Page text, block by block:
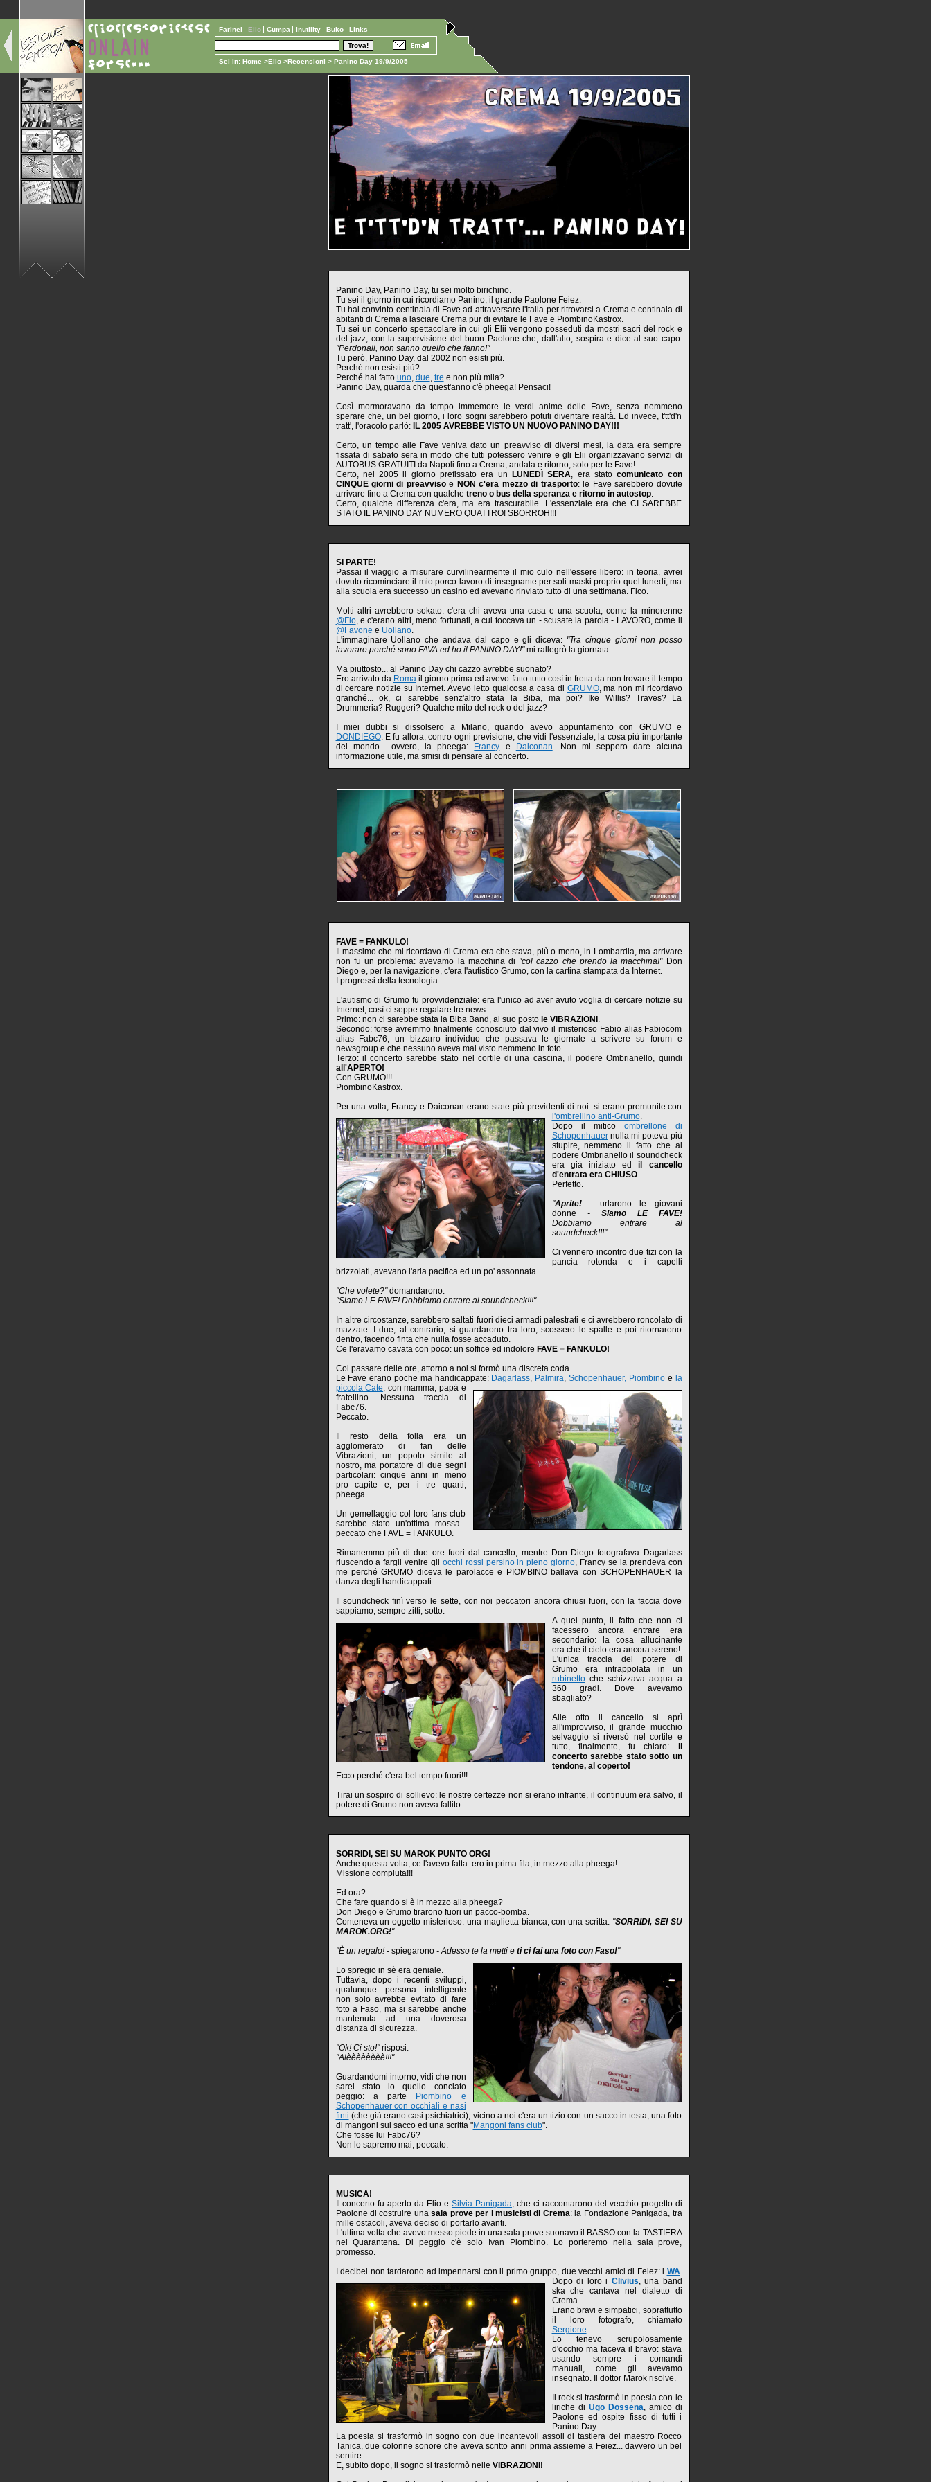
Sei in: Home >Elio >Recensioni > Panino Day 19/9/2005
Farinei Elio Cumpa Inutility Buko Links
Panino Day, Panino Day, tu sei molto birichino.
Tu sei il giorno in cui ricordiamo Panino, il grande Paolone Feiez.
Tu hai convinto centinaia di Fave ad attraversare l'Italia per ritrovarsi a Crema e centinaia di
abitanti di Crema a lasciare Crema pur di evitare le Fave e PiombinoKastrox.
Tu sei un concerto spettacolare in cui gli Elii vengono posseduti da mostri sacri del rock e
del jazz, con la supervisione del buon Paolone che, dall'alto, sospira e dice al suo capo:
"Perdonali, non sanno quello che fanno!"
Tu però, Panino Day, dal 2002 non esisti più.
Perché non esisti più?
Perché hai fatto uno, due, tre e non più mila?
Panino Day, guarda che quest'anno c'è pheega! Pensaci!
Così mormoravano da tempo immemore le verdi anime delle Fave, senza nemmeno
sperare che, un bel giorno, i loro sogni sarebbero potuti diventare realtà. Ed invece, t'tt'd'n
tratt', l'oracolo parlò: IL 2005 AVREBBE VISTO UN NUOVO PANINO DAY!!!
Certo, un tempo alle Fave veniva dato un preavviso di diversi mesi, la data era sempre
fissata di sabato sera in modo che tutti potessero venire e gli Elii organizzavano servizi di
AUTOBUS GRATUITI da Napoli fino a Crema, andata e ritorno, solo per le Fave!
Certo, nel 2005 il giorno prefissato era un
LUNEDÌ SERA, era statocomunicato con
CINQUE giorni di preavvisoe NON c'era mezzo di trasporto: le Fave sarebbero dovute
arrivare fino a Crema con qualche treno o bus della speranza e ritorno in autostop.
Certo, qualche differenza c'era, ma era trascurabile. L'essenziale era che CI SAREBBE
STATO IL PANINO DAY NUMERO QUATTRO! SBORROH!!!
SI PARTE!
Passai il viaggio a misurare curvilinearmente il mio culo nell'essere libero: in teoria, avrei
dovuto ricominciare il mio porco lavoro di insegnante per soli maski proprio quel lunedì, ma
alla scuola era successo un casino ed avevano rinviato tutto di una settimana. Fico.
Molti altri avrebbero sokato: c'era chi aveva una casa e una scuola, come la minorenne
@Flo, e c'erano altri, meno fortunati, a cui toccava un - scusate la parola - LAVORO, come il
@Favone e Uollano.
L'immaginare Uollano che andava dal capo e gli diceva: "Tra cinque giorni non posso
lavorare perché sono FAVA ed ho il PANINO DAY!"mi rallegrò la giornata.
Ma piuttosto... al Panino Day chi cazzo avrebbe suonato?
Ero arrivato da Romail giorno prima ed avevo fatto tutto così in fretta da non trovare il tempo
di cercare notizie su Internet. Avevo letto qualcosa a casa di GRUMO, ma non mi ricordavo
granché... ok, ci sarebbe senz'altro stata la Biba, ma poi? Ike Willis? Traves? La
Drummeria? Ruggeri? Qualche mito del rock o del jazz?
I miei dubbi si dissolsero a Milano, quando avevo appuntamento con GRUMO e
DONDIEGO. E fu allora, contro ogni previsione, che vidi l'essenziale, la cosa più importante
del mondo... ovvero, la pheega:
Francy e Daiconan. Non mi seppero dare alcuna
informazione utile, ma smisi di pensare al concerto.
FAVE = FANKULO!
Il massimo che mi ricordavo di Crema era che stava, più o meno, in Lombardia, ma arrivare
non fu un problema: avevamo la macchina di "col cazzo che prendo la macchina!"Don
Diego e, per la navigazione, c'era l'autistico Grumo, con la cartina stampata da Internet.
I progressi della tecnologia.
L'autismo di Grumo fu provvidenziale: era l'unico ad aver avuto voglia di cercare notizie su
Internet, così ci seppe regalare tre news.
Primo: non ci sarebbe stata la Biba Band, al suo posto le VIBRAZIONI .
Secondo: forse avremmo finalmente conosciuto dal vivo il misterioso Fabio alias Fabiocom
alias Fabc76, un bizzarro individuo che passava le giornate a scrivere su forum e
newsgroup e che nessuno aveva mai visto nemmeno in foto.
Terzo: il concerto sarebbe stato nel cortile di una cascina, il podere Ombrianello, quindi
all'APERTO!
Con GRUMO!!!
PiombinoKastrox.
Per una volta, Francy e Daiconan erano state più previdenti di noi: si erano premunite con
l'ombrellino anti-Grumo.
Dopo il mitico ombrellone di
Schopenhauernulla mi poteva più
stupire, nemmeno il fatto che al
podere Ombrianello il soundcheck
era già iniziato edil cancello
d'entrata era CHIUSO.
Perfetto.
"Aprite!-urlarono le giovani
donne - Siamo LE FAVE!
Dobbiamo entrare al
soundcheck!!!"
Ci vennero incontro due tizi con la
pancia rotonda e i capelli
brizzolati, avevano l'aria pacifica ed un po' assonnata.
"Che volete?"domandarono.
"Siamo LE FAVE! Dobbiamo entrare al soundcheck!!!"
In altre circostanze, sarebbero saltati fuori dieci armadi palestrati e ci avrebbero roncolato di
mazzate. I due, al contrario, si guardarono tra loro, scossero le spalle e poi ritornarono
dentro, facendo finta che nulla fosse accaduto.
Ce l'eravamo cavata con poco: un soffice ed indolore FAVE = FANKULO!
Col passare delle ore, attorno a noi si formò una discreta coda.
Le Fave erano poche ma handicappate: Dagarlass, Palmira,Schopenhauer, Piombinoe la
piccola Cate, con mamma, papà e
fratellino. Nessuna traccia di
Fabc76.
Peccato.
Il resto della folla era un
agglomerato di fan delle
Vibrazioni, un popolo simile al
nostro, ma portatore di due segni
particolari: cinque anni in meno
pro capite e, per i tre quarti,
pheega.
Un gemellaggio col loro fans club
sarebbe stato un'ottima mossa...
peccato che FAVE = FANKULO.
Rimanemmo più di due ore fuori dal cancello, mentre Don Diego fotografava Dagarlass
riuscendo a fargli venire gli occhi rossi persino in pieno giorno, Francy se la prendeva con
me perché GRUMO diceva le parolacce e PIOMBINO ballava con SCHOPENHAUER la
danza degli handicappati.
Il soundcheck finì verso le sette, con noi peccatori ancora chiusi fuori, con la faccia dove
sappiamo, sempre zitti, sotto.
A quel punto, il fatto che non ci
facessero ancora entrare era
secondario: la cosa allucinante
era che il cielo era ancora sereno!
L'unica traccia del potere di
Grumo era intrappolata in un
rubinettoche schizzava acqua a
360 gradi. Dove avevamo
sbagliato?
Alle otto il cancello si aprì
all'improvviso, il grande mucchio
selvaggio si riversò nel cortile e
tutto, finalmente, fu chiaro: il
concerto sarebbe stato sotto un
tendone, al coperto!
Ecco perché c'era bel tempo fuori!!!
Tirai un sospiro di sollievo: le nostre certezze non si erano infrante, il continuum era salvo, il
potere di Grumo non aveva fallito.
SORRIDI, SEI SU MAROK PUNTO ORG!
Anche questa volta, ce l'avevo fatta: ero in prima fila, in mezzo alla pheega!
Missione compiuta!!!
Ed ora?
Che fare quando si è in mezzo alla pheega?
Don Diego e Grumo tirarono fuori un pacco-bomba.
Conteneva un oggetto misterioso: una maglietta bianca, con una scritta: "SORRIDI, SEI SU
MAROK.ORG!"
"È un regalo! -spiegarono - Adesso te la metti e ti ci fai una foto con Faso!"
Lo spregio in sè era geniale.
Tuttavia, dopo i recenti sviluppi,
qualunque persona intelligente
non solo avrebbe evitato di fare
foto a Faso, ma si sarebbe anche
mantenuta ad una doverosa
distanza di sicurezza.
"Ok! Ci sto!"risposi.
"Alèèèèèèèè!!!"
Guardandomi intorno, vidi che non
sarei stato io quello conciato
peggio: a parte
Piombino e
Schopenhauer con occhiali e nasi
finti (che già erano casi psichiatrici), vicino a noi c'era un tizio con un sacco in testa, una foto
di mangoni sul sacco ed una scritta "Mangoni fans club".
Che fosse lui Fabc76?
Non lo sapremo mai, peccato.
MUSICA!
Il concerto fu aperto da Elio eSilvia Panigada, che ci raccontarono del vecchio progetto di
Paolone di costruire unasala prove per i musicisti di Crema: la Fondazione Panigada, tra
mille ostacoli, aveva deciso di portarlo avanti.
L'ultima volta che avevo messo piede in una sala prove suonavo il BASSO con la TASTIERA
nei Quarantena. Di peggio c'è solo Ivan Piombino. Lo porteremo nella sala prove,
promesso.
I decibel non tardarono ad impennarsi con il primo gruppo, due vecchi amici di Feiez: i WA.
Dopo di loro i Clivius, una band
ska che cantava nel dialetto di
Crema.
Erano bravi e simpatici, soprattutto
il loro fotografo, chiamato
Sergione.
Lo tenevo scrupolosamente
d'occhio ma faceva il bravo: stava
usando sempre i comandi
manuali, come gli avevamo
insegnato. Il dottor Marok risolve.
Il rock si trasformò in poesia con le
liriche di Ugo Dossena, amico di
Paolone ed ospite fisso di tutti i
Panino Day.
La poesia si trasformò in sogno con due incantevoli assoli di tastiera del maestro Rocco
Tanica, due colonne sonore che aveva scritto anni prima assieme a Feiez... davvero un bel
sentire.
E, subito dopo, il sogno si trasformò nelle VIBRAZIONI !